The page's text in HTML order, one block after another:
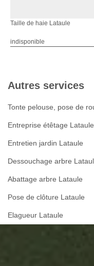
Taille de haie Lataule
indisponible
Autres services
Tonte pelouse, pose de
Entreprise étêtage Lataule
Entretien jardin Lataule
Dessouchage arbre
Abattage arbre Lataule
Pose de clôture Lataule
Elagueur Lataule